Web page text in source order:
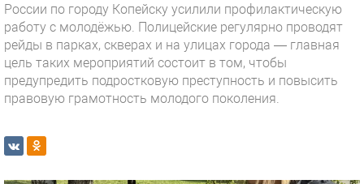
России по городу Копейску усилили профилактическую
работу с молодёжью. Полицейские регулярно проводят
рейды в парках, скверах и на улицах города — главная
цель таких мероприятий состоит в том, чтобы
предупредить подростковую преступность и повысить
правовую грамотность молодого поколения.